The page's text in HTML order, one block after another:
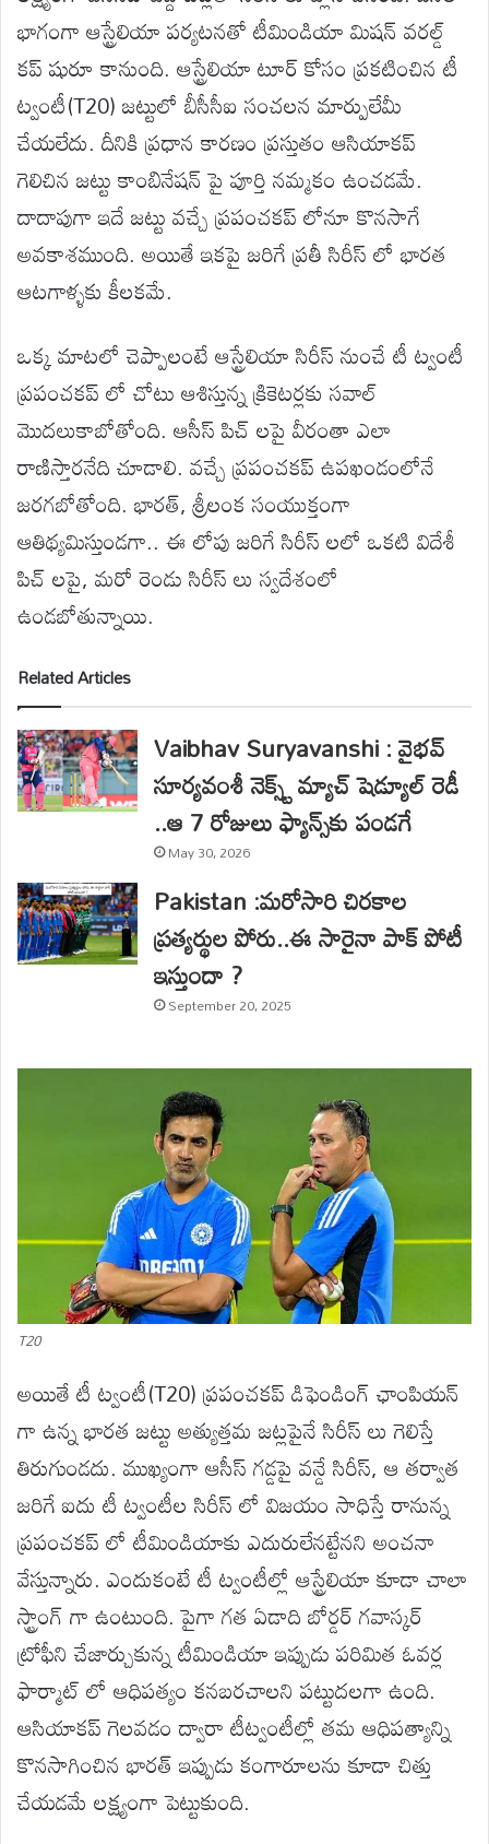
భాగంగా ఆస్ట్రేలియా పర్యటనతో టీమిండియా మిషన్ వరల్డ్
కప్ షురూ కానుంది. ఆస్ట్రేలియా టూర్ కోసం ప్రకటించిన టీ
ట్వంటీ(T20) జట్టులో బీసీసీఐ సంచలన మార్పులేమీ
చేయలేదు. దీనికి ప్రధాన కారణం ప్రస్తుతం ఆసియాకప్
గెలిచిన జట్టు కాంబినేషన్ పై పూర్తి నమ్మకం ఉంచడమే.
దాదాపుగా ఇదే జట్టు వచ్చే ప్రపంచకప్ లోనూ కొనసాగే
అవకాశముంది. అయితే ఇకపై జరిగే ప్రతీ సిరీస్ లో భారత
ఆటగాళ్ళకు కీలకమే.
ఒక్క మాటలో చెప్పాలంటే ఆస్ట్రేలియా సిరీస్ నుంచే టీ ట్వంటీ
ప్రపంచకప్ లో చోటు ఆశిస్తున్న క్రికెటర్లకు సవాల్
మొదలుకాబోతోంది. ఆసీస్ పిచ్ లపై వీరంతా ఎలా
రాణిస్తారనేది చూడాలి. వచ్చే ప్రపంచకప్ ఉపఖండంలోనే
జరగబోతోంది. భారత్, శ్రీలంక సంయుక్తంగా
ఆతిథ్యమిస్తుండగా.. ఈ లోపు జరిగే సిరీస్ లలో ఒకటి విదేశీ
పిచ్ లపై, మరో రెండు సిరీస్ లు స్వదేశంలో
ఉండబోతున్నాయి.
Related Articles
Vaibhav Suryavanshi : వైభవ్
సూర్యవంశీ నెక్స్ట్ మ్యాచ్‌ షెడ్యూల్ రెడీ
..ఆ 7 రోజులు ఫ్యాన్స్‌కు పండగే
May 30, 2026
Pakistan :మరోసారి చిరకాల
ప్రత్యర్థుల పోరు..ఈ సారైనా పాక్ పోటీ
ఇస్తుందా ?
September 20, 2025
T20
అయితే టీ ట్వంటీ(T20) ప్రపంచకప్ డిఫెండింగ్ ఛాంపియన్
గా ఉన్న భారత జట్టు అత్యుత్తమ జట్లపైనే సిరీస్ లు గెలిస్తే
తిరుగుండదు. ముఖ్యంగా ఆసీస్ గడ్డపై వన్డే సిరీస్, ఆ తర్వాత
జరిగే ఐదు టీ ట్వంటీల సిరీస్ లో విజయం సాధిస్తే రానున్న
ప్రపంచకప్ లో టీమిండియాకు ఎదురులేనట్టేనని అంచనా
వేస్తున్నారు. ఎందుకంటే టీ ట్వంటీల్లో ఆస్ట్రేలియా కూడా చాలా
స్ట్రాంగ్ గా ఉంటుంది. పైగా గత ఏడాది బోర్డర్ గవాస్కర్
ట్రోఫీని చేజార్చుకున్న టీమిండియా ఇప్పుడు పరిమిత ఓవర్ల
ఫార్మాట్ లో ఆధిపత్యం కనబరచాలని పట్టుదలగా ఉంది.
ఆసియాకప్ గెలవడం ద్వారా టీట్వంటీల్లో తమ ఆధిపత్యాన్ని
కొనసాగించిన భారత్ ఇప్పుడు కంగారూలను కూడా చిత్తు
చేయడమే లక్ష్యంగా పెట్టుకుంది.